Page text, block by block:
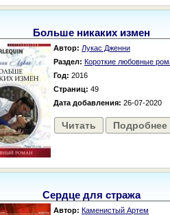
Больше никаких измен
Автор: Лукас Дженни
Раздел: Короткие любовные
Год: 2016
Страниц: 49
Дата добавления: 26-07-2020
Читать Подробнее
Сердце для стража
Автор: Каменистый Артем